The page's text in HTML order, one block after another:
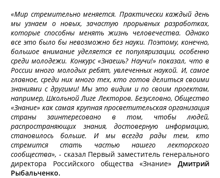
«Мир стремительно меняется. Практически каждый день
мы узнаем о новых, зачастую прорывных разработках,
которые способны менять жизнь человечества. Однако
все это было бы невозможно без науки. Поэтому, конечно,
большое внимание уделяется ее популяризации, особенно
среди молодежи. Конкурс «Знаешь? Научи!» показал, что в
России много молодых ребят, увлеченных наукой. И, самое
главное, среди них много тех, кто готов делиться своими
знаниями с другими! Мы это видим и по своим проектам,
например, Школьной Лиге Лекторов. Безусловно, Общество
«Знание» как самая крупная просветительская организация
страны заинтересовано в том, чтобы людей,
распространяющих знания, достоверную информацию,
становилось больше. И мы всегда рады тем, кто
стремится стать частью нашего лекторского
сообщества», - сказал Первый заместитель генерального
директора Российского общества «Знание» Дмитрий
Рыбальченко.